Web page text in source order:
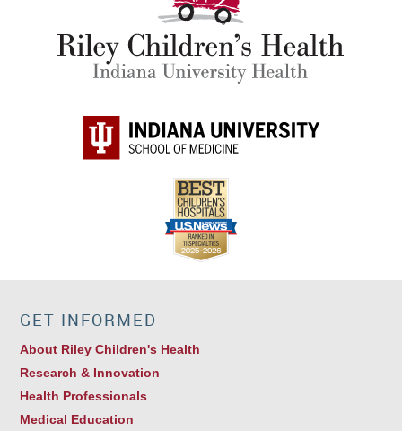
GET INFORMED
About Riley Children's Health
Research & Innovation
Health Professionals
Medical Education